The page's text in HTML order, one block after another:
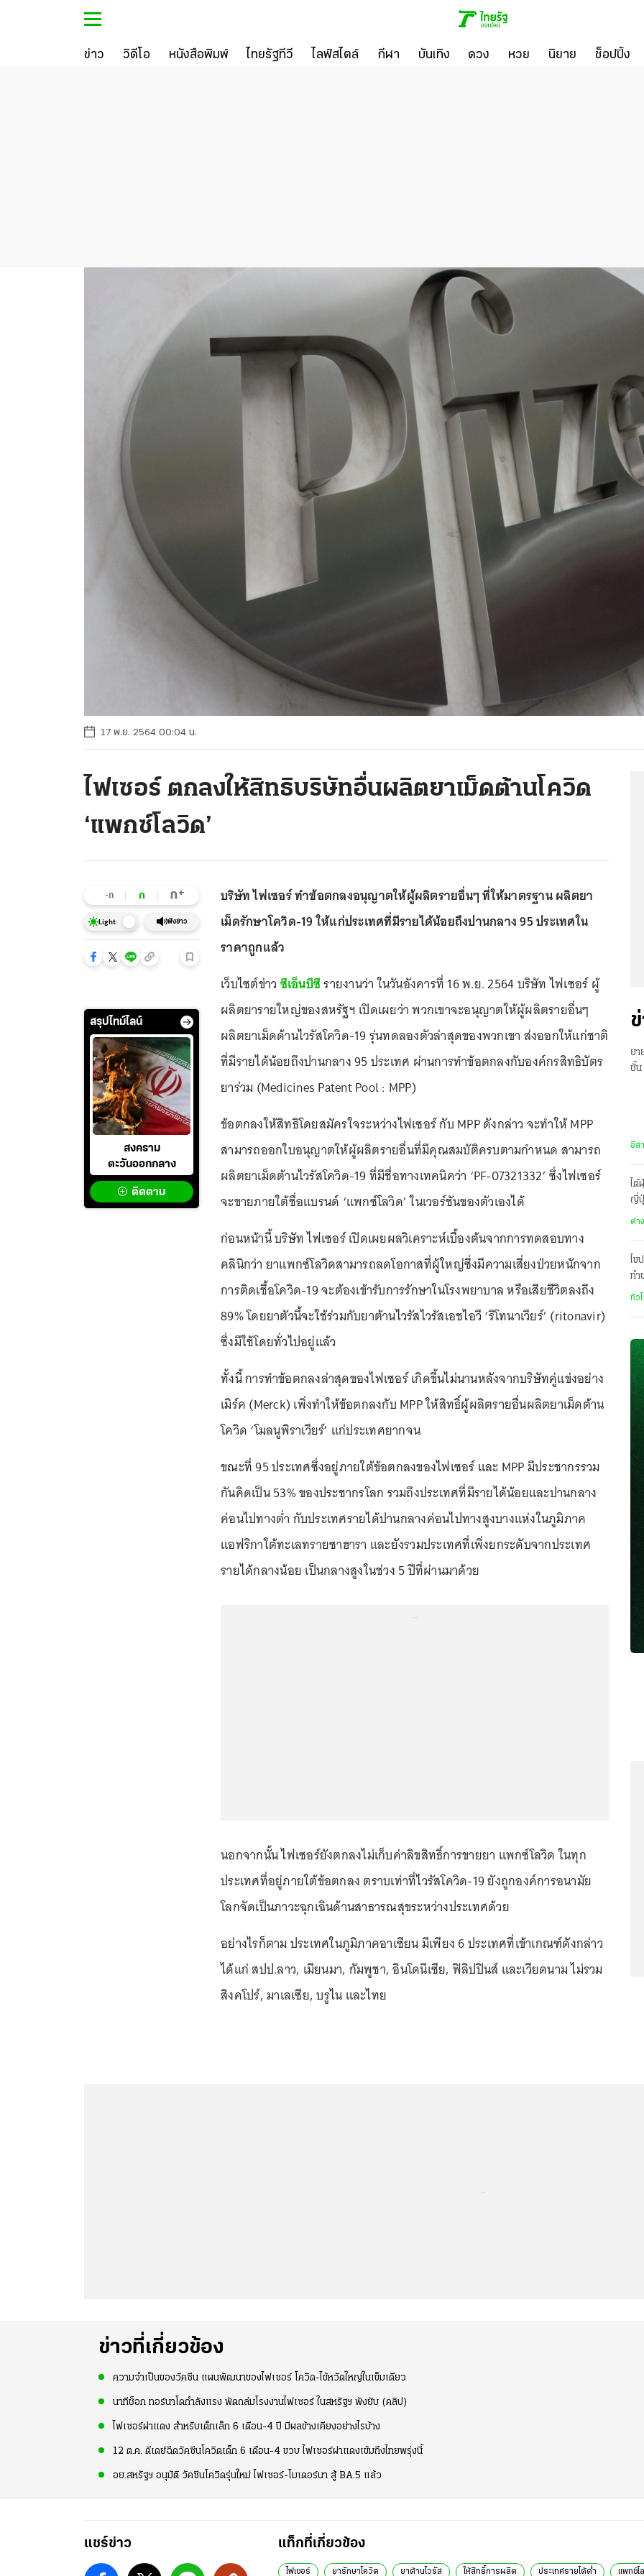
ข่าว วิดีโอ หนังสือพิมพ์ ไทยรัฐทีวี ไลฟ์สไตล์ กีฬา บันเทิง ดวง หวย นิยาย ช็อปปิ้ง
17 พ.ย. 2564 00:04 น.
ไฟเซอร์ ตกลงให้สิทธิบริษัทอื่นผลิตยาเม็ดต้านโควิด
‘แพกซ์โลวิด’
-ก ก ก+
Light ฟังข่าว
สรุปไทม์ไลน์
สงคราม
ตะวันออกกลาง
ติดตาม
บริษัท ไฟเซอร์ ทำข้อตกลงอนุญาตให้ผู้ผลิตรายอื่นๆ ที่ให้มาตรฐาน ผลิตยา
เม็ดรักษาโควิด-19 ให้แก่ประเทศที่มีรายได้น้อยถึงปานกลาง 95 ประเทศใน
ราคาถูกแล้ว
เว็บไซต์ข่าว ซีเอ็นบีซีรายงานว่า ในวันอังคารที่ 16 พ.ย. 2564 บริษัท ไฟเซอร์ ผู้
ผลิตยารายใหญ่ของสหรัฐฯ เปิดเผยว่า พวกเขาจะอนุญาตให้ผู้ผลิตรายอื่นๆ
ผลิตยาเม็ดด้านไวรัสโควิด-19 รุ่นทดลองตัวล่าสุดของพวกเขา ส่งออกให้แก่ชาติ
ที่มีรายได้น้อยถึงปานกลาง 95 ประเทศ ผ่านการทำข้อตกลงกับองค์กรสิทธิบัตร
ยาร่วม (Medicines Patent Pool : MPP)
ข้อตกลงให้สิทธิโดยสมัครใจระหว่างไฟเซอร์ กับ MPP ดังกล่าว จะทำให้ MPP
สามารถออกใบอนุญาตให้ผู้ผลิตรายอื่นที่มีคุณสมบัติครบตามกำหนด สามารถ
ผลิตยาเม็ดต้านไวรัสโควิด-19 ที่มีชื่อทางเทคนิคว่า ‘PF-07321332’ ซึ่งไฟเซอร์
จะขายภายใต้ชื่อแบรนด์ ‘แพกซ์โลวิด’ ในเวอร์ชันของตัวเองได้
ก่อนหน้านี้ บริษัท ไฟเซอร์ เปิดเผยผลวิเคราะห์เบื้องต้นจากการทดสอบทาง
คลินิกว่า ยาแพกซ์โลวิดสามารถลดโอกาสที่ผู้ใหญ่ซึ่งมีความเสี่ยงป่วยหนักจาก
การติดเชื้อโควิด-19 จะต้องเข้ารับการรักษาในโรงพยาบาล หรือเสียชีวิตลงถึง
89% โดยยาตัวนี้จะใช้ร่วมกับยาต้านไวรัสไวรัสเอชไอวี ‘ริโทนาเวียร์’ (ritonavir)
ซึ่งมีใช้โดยทั่วไปอยู่แล้ว
ทั้งนี้ การทำข้อตกลงล่าสุดของไฟเซอร์ เกิดขึ้นไม่นานหลังจากบริษัทคู่แข่งอย่าง
เมิร์ค (Merck) เพิ่งทำให้ข้อตกลงกับ MPP ให้สิทธิ์ผู้ผลิตรายอื่นผลิตยาเม็ดต้าน
โควิด ‘โมลนูพิราเวียร์’ แก่ประเทศยากจน
ขณะที่ 95 ประเทศซึ่งอยู่ภายใต้ข้อตกลงของไฟเซอร์ และ MPP มีประชากรรวม
กันคิดเป็น 53% ของประชากรโลก รวมถึงประเทศที่มีรายได้น้อยและปานกลาง
ค่อนไปทางต่ำ กับประเทศรายได้ปานกลางค่อนไปทางสูงบางแห่งในภูมิภาค
แอฟริกาใต้ทะเลทรายซาฮารา และยังรวมประเทศที่เพิ่งยกระดับจากประเทศ
รายได้กลางน้อย เป็นกลางสูงในช่วง 5 ปีที่ผ่านมาด้วย
นอกจากนั้น ไฟเซอร์ยังตกลงไม่เก็บค่าลิขสิทธิ์การขายยา แพกซ์โลวิด ในทุก
ประเทศที่อยู่ภายใต้ข้อตกลง ตราบเท่าที่ไวรัสโควิด-19 ยังถูกองค์การอนามัย
โลกจัดเป็นภาวะฉุกเฉินด้านสาธารณสุขระหว่างประเทศด้วย
อย่างไรก็ตาม ประเทศในภูมิภาคอาเซียน มีเพียง 6 ประเทศที่เข้าเกณฑ์ดังกล่าว
ได้แก่ สปป.ลาว, เมียนมา, กัมพูชา, อินโดนีเซีย, ฟิลิปปินส์ และเวียดนาม ไม่รวม
สิงคโปร์, มาเลเซีย, บรูไน และไทย
ยา
ชั้น
อีส
ไต้
ญี่ปุ่
ต่า
ไข
ทำ
ทั่ว
ข่าวที่เกี่ยวข้อง
ความจำเป็นของวัคซีน แผนพัฒนาของไฟเซอร์ โควิด-ไข้หวัดใหญ่ในเข็มเดียว
นาทีช็อก ทอร์นาโดกำลังแรง พัดถล่มโรงงานไฟเซอร์ ในสหรัฐฯ พังยับ (คลิป)
ไฟเซอร์ฝาแดง สำหรับเด็กเล็ก 6 เดือน-4 ปี มีผลข้างเคียงอย่างไรบ้าง
12 ต.ค. ดีเดย์ฉีดวัคซีนโควิดเด็ก 6 เดือน-4 ขวบ ไฟเซอร์ฝาแดงเข้มถึงไทยพรุ่งนี้
อย.สหรัฐฯ อนุมัติ วัคซีนโควิดรุ่นใหม่ ไฟเซอร์-โมเดอร์นา สู้ BA.5 แล้ว
แชร์ข่าว แท็กที่เกี่ยวข้อง
ไฟเซอร์ ยารักษาโควิด ยาต้านไวรัส ให้สิทธิ์การผลิต ประเทศรายได้ต่ำ แพกซ์โ